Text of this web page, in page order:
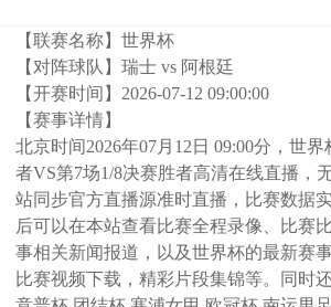
【联赛名称】世界杯
【对阵球队】瑞士 vs 阿根廷
【开赛时间】 2026-07-12 09:00:00
【赛事详情】
北京时间2026年07月12日 09:00分，世界
者VS第7场1/8决赛胜者高清在线直播，
站同步官方直播源准时直播，比赛数据
后可以在本站查看比赛全程录像、比赛
事相关新闻报道，以及世界杯的最新赛
比赛视频下载，精彩片段集锦等。同时